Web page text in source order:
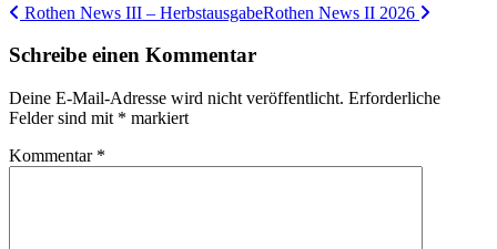
Post
navigation
Rothen News III – HerbstausgabeRothen News II 2026
Schreibe einen Kommentar
Deine E-Mail-Adresse wird nicht veröffentlicht. Erforderliche
Felder sind mit * markiert
Kommentar *